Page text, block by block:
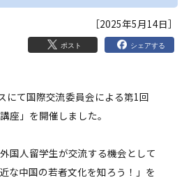
［2025年5月14日］
ポスト シェアする
にて国際交流委員会による第1回
座」を開催しました。
国人留学生が交流する機会として
な中国の若者文化を知ろう！」を